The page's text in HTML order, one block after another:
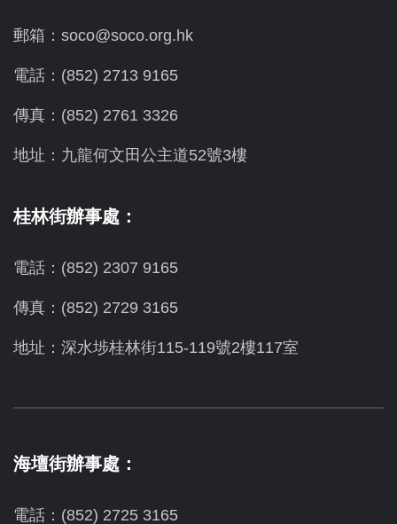
郵箱：soco@soco.org.hk
電話：(852) 2713 9165
傳真：(852) 2761 3326
地址：九龍何文田公主道52號3樓
桂林街辦事處：
電話：(852) 2307 9165
傳真：(852) 2729 3165
地址：深水埗桂林街115-119號2樓117室
海壇街辦事處：
電話：(852) 2725 3165